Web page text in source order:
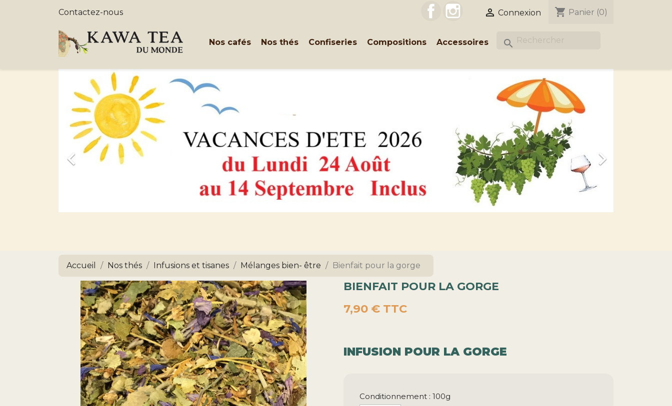
Contactez-nous
Facebook
 Connexion shopping_cart Panier (0)
Nos cafés Nos thés Confiseries Compositions Accessoires search
 
Accueil Nos thés Infusions et tisanes Mélanges bien- être Bienfait pour la gorge
BIENFAIT POUR LA GORGE
7,90 € TTC
INFUSION POUR LA GORGE
Conditionnement : 100g